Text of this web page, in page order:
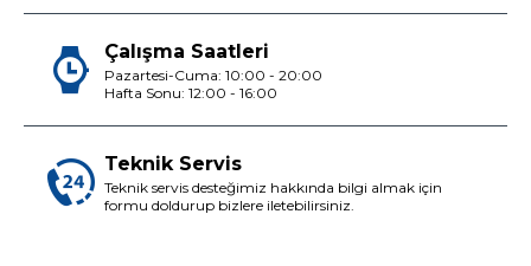
Çalışma Saatleri
Pazartesi-Cuma: 10:00 - 20:00
Hafta Sonu: 12:00 - 16:00
Teknik Servis
Teknik servis desteğimiz hakkında bilgi almak için
formu doldurup bizlere iletebilirsiniz.